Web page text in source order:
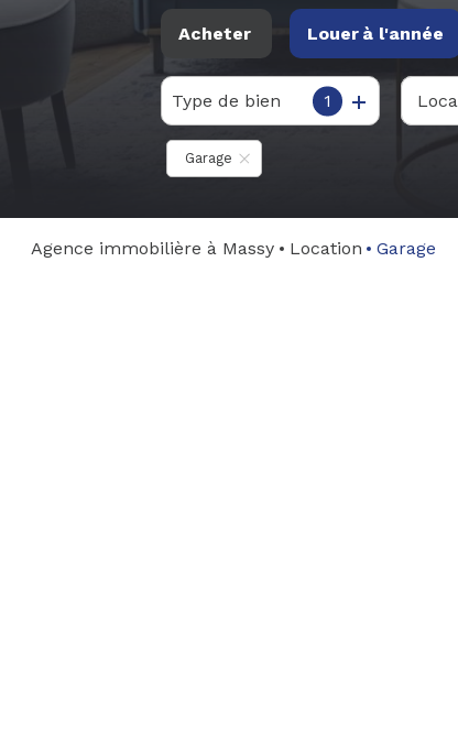
Acheter
De l'ancien
Du neuf
Louer à l'année
à l'année
Type de bien 1
Garage
Agence immobilière à Massy Location Garage